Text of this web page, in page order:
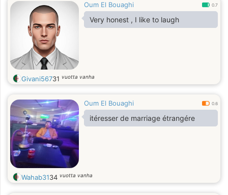
Selbstsuchende Sprachen
(Arabisch, Französisch, Englisch,
Deutsch, Russisch, Italienisch,
Oum El Bouaghi 0.7
Very honest , I like to laugh
Givani56731 vuotta vanha
Oum El Bouaghi 0.6
itéresser de marriage étrangére
Wahab3134 vuotta vanha